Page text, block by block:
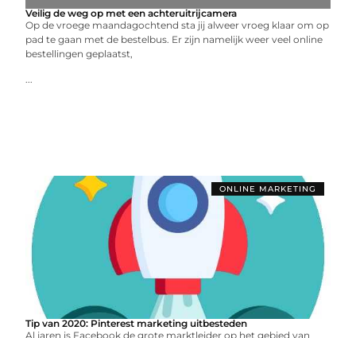
Veilig de weg op met een achteruitrijcamera
Op de vroege maandagochtend sta jij alweer vroeg klaar om op
pad te gaan met de bestelbus. Er zijn namelijk weer veel online
bestellingen geplaatst,
...
ONLINE MARKETING
Tip van 2020: Pinterest marketing uitbesteden
Al jaren is Facebook de grote marktleider op het gebied van